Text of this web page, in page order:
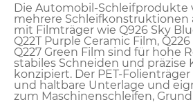
Die Automobil-Schleifprodukte
mehrere Schleifkonstruktionen
mit Filmträger wie Q926 Sky
Q22T Purple Ceramic Film,
Q227 Green Film sind für hohe
stabiles Schneiden und präzise
konzipiert. Der PET-
und haltbare Unterlage und
zum Maschinenschleifen,